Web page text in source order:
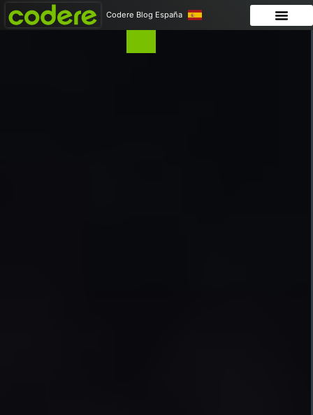
Codere Blog España